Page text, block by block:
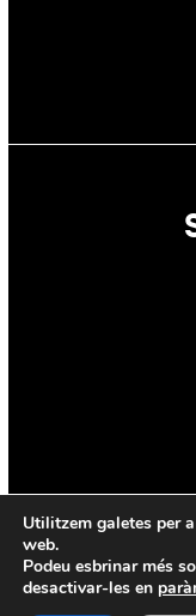
Utilitzem galetes per
web.
Podeu esbrinar més
desactivar-les en